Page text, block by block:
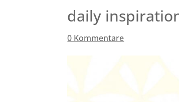
daily
0 Kommentare